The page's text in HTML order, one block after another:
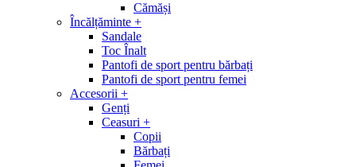
Cămăși
Încălțăminte +
Sandale
Toc Înalt
Pantofi de sport pentru bărbați
Pantofi de sport pentru femei
Accesorii +
Genți
Ceasuri +
Copii
Bărbați